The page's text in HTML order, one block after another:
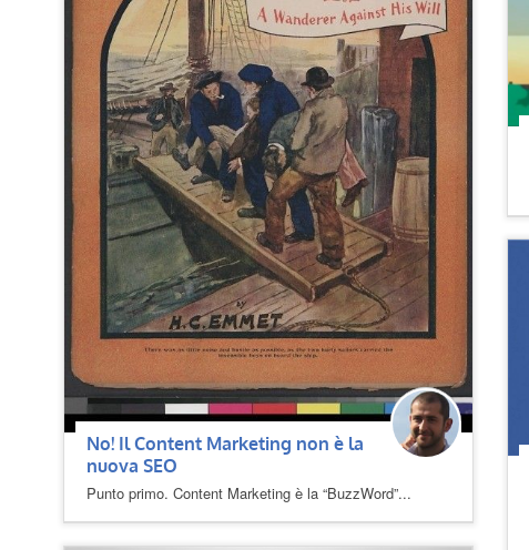
No! Il Content Marketing non è la
nuova SEO
Punto primo. Content Marketing è la “BuzzWord”...